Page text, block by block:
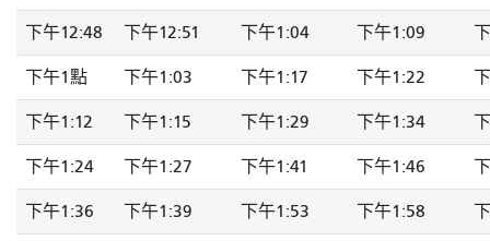
下午12:48 下午12:51 下午1:04 下午1:09
下午1點 下午1:03 下午1:17 下午1:22
下午1:12 下午1:15 下午1:29 下午1:34
下午1:24 下午1:27 下午1:41 下午1:46
下午1:36 下午1:39 下午1:53 下午1:58